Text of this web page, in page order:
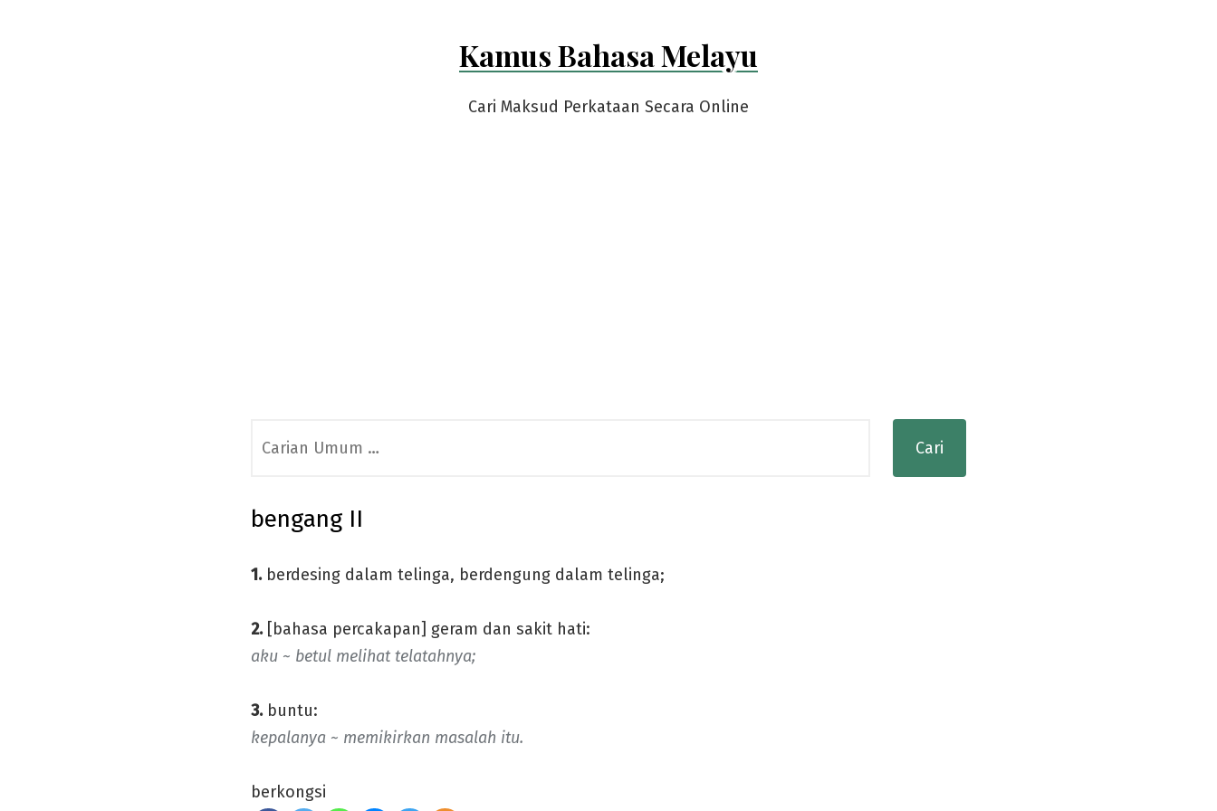
Kamus Bahasa Melayu
Cari Maksud Perkataan Secara Online
for:
bengang II
1.berdesing dalam telinga, berdengung dalam telinga;
2.[bahasa percakapan] geram dan sakit hati:
aku ~ betul melihat telatahnya;
3.buntu:
kepalanya ~ memikirkan masalah itu.
berkongsi